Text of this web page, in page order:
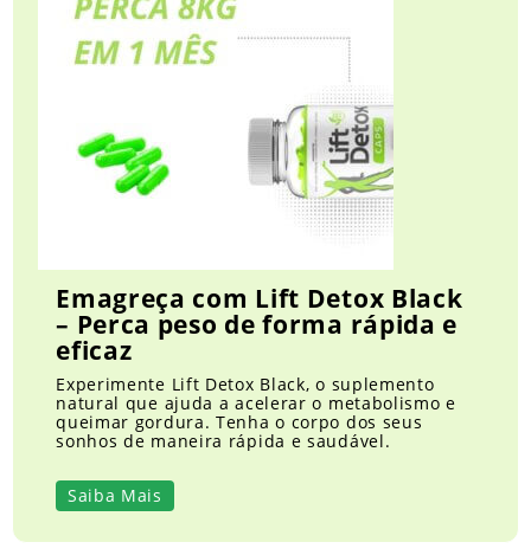
Emagreça com Lift Detox Black
– Perca peso de forma rápida e
eficaz
Experimente Lift Detox Black, o suplemento
natural que ajuda a acelerar o metabolismo e
queimar gordura. Tenha o corpo dos seus
sonhos de maneira rápida e saudável.
Saiba Mais